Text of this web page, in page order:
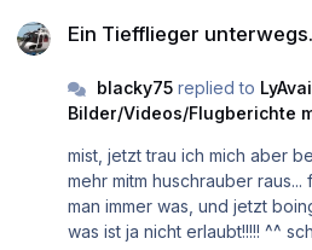
Ein Tiefflieger
blacky75replied to
Bilder/Videos/Flugberichte
mist, jetzt trau ich mich aber
mehr mitm huschrauber
man immer was, und jetzt
was ist ja